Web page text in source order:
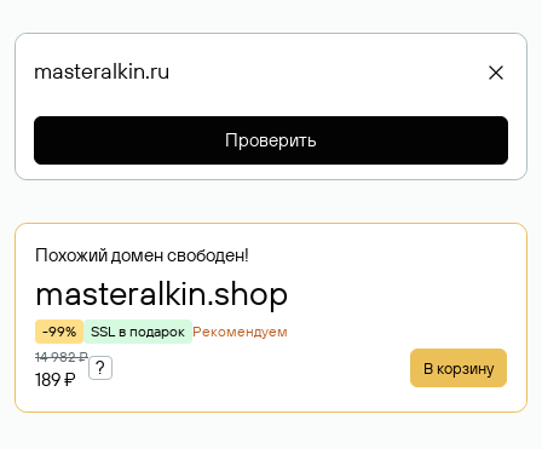
Проверить
Похожий домен свободен!
masteralkin.shop
-99% SSL в подарок Рекомендуем
14 982 ₽
189 ₽
? В корзину